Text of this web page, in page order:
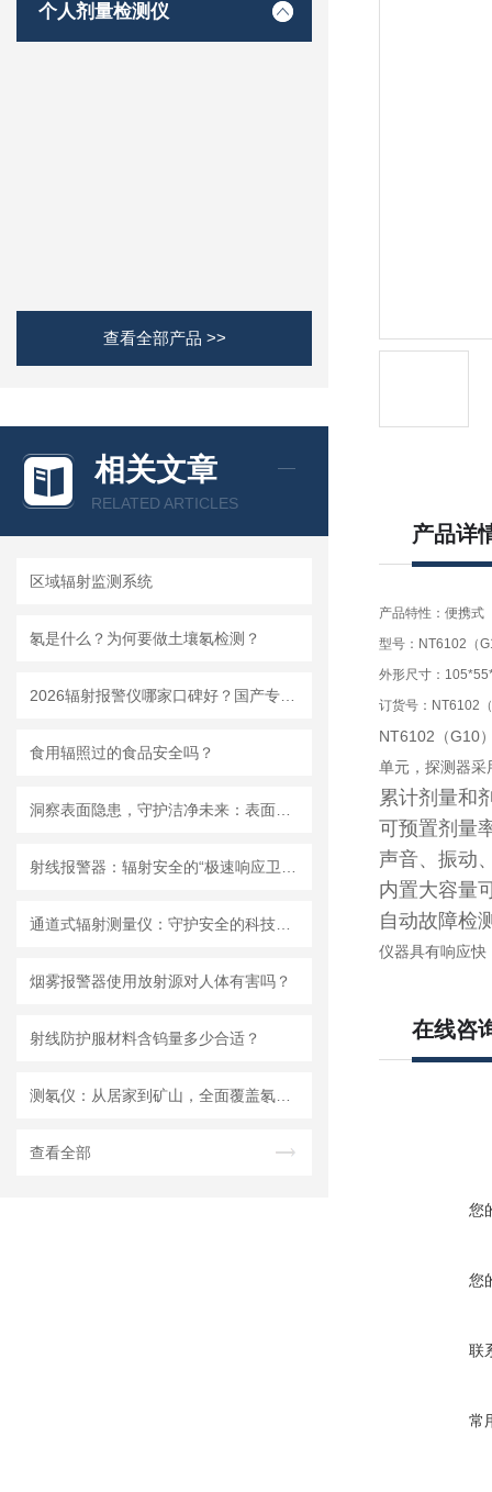
个人剂量检测仪
查看全部产品 >>
相关文章
RELATED ARTICLES
区域辐射监测系统
氡是什么？为何要做土壤氡检测？
食用辐照过的食品安全吗？
烟雾报警器使用放射源对人体有害吗？
射线防护服材料含钨量多少合适？
查看全部
产品详
产品特性：便携式
型号：NT6102（
外形尺寸：
订货号：NT6102
NT6102 （G10
单元，探测器采
累计剂量和
可预置剂量
声音、振动
内置大容量
自动故障检
仪器具有响应快
在线咨
您
您
联
常